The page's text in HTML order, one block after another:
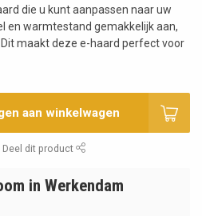
die u kunt aanpassen naar uw
en warmtestand gemakkelijk aan,
maakt deze e-haard perfect voor
aan winkelwagen
Deel dit product
in Werkendam